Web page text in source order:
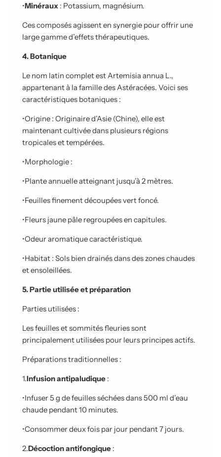
•Minéraux : Potassium, magnésium.
Ces composés agissent en synergie pour offrir une
large gamme d’effets thérapeutiques.
4. Botanique
Le nom latin complet est Artemisia annua L.,
appartenant à la famille des Astéracées. Voici ses
caractéristiques botaniques :
•Origine : Originaire d’Asie (Chine), elle est
maintenant cultivée dans plusieurs régions
tropicales et tempérées.
•Morphologie :
•Plante annuelle atteignant jusqu’à 2 mètres.
•Feuilles finement découpées vert foncé.
•Fleurs jaune pâle regroupées en capitules.
•Odeur aromatique caractéristique.
•Habitat : Sols bien drainés dans des zones chaudes
et ensoleillées.
5. Partie utilisée et préparation
Parties utilisées :
Les feuilles et sommités fleuries sont
principalement utilisées pour leurs principes actifs.
Préparations traditionnelles :
1.Infusion antipaludique :
•Infuser 5 g de feuilles séchées dans 500 ml d’eau
chaude pendant 10 minutes.
•Consommer deux fois par jour pendant 7 jours.
2.Décoction antifongique :